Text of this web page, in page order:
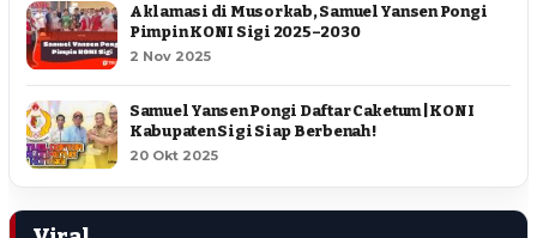
Aklamasi di Musorkab, Samuel Yansen Pongi
Pimpin KONI Sigi 2025–2030
2 Nov 2025
Samuel Yansen Pongi Daftar Caketum | KONI
Kabupaten Sigi Siap Berbenah !
20 Okt 2025